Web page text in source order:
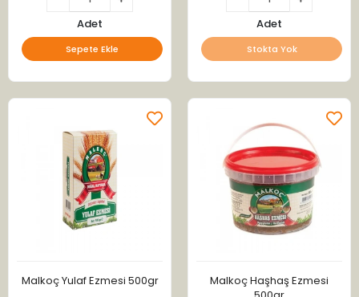
Adet
Sepete Ekle
Adet
Stokta Yok
Malkoç Yulaf Ezmesi 500gr
Malkoç Haşhaş Ezmesi